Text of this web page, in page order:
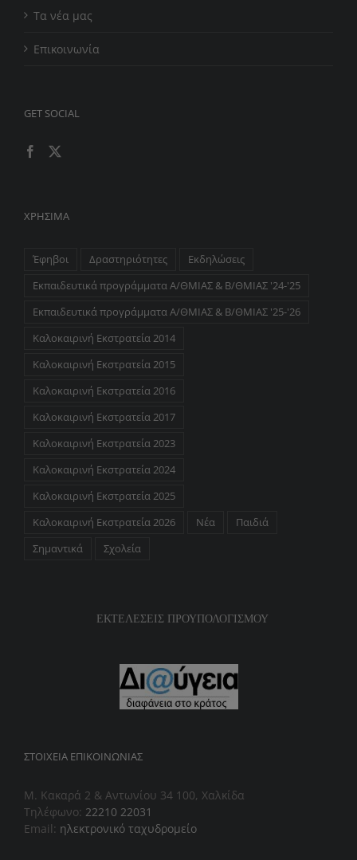
Τα νέα μας
Επικοινωνία
GET SOCIAL
ΧΡΉΣΙΜΑ
Έφηβοι Δραστηριότητες
Εκδηλώσεις
Εκπαιδευτικά προγράμματα Α/ΘΜΙΑΣ & Β/ΘΜΙΑΣ '24-'25
Εκπαιδευτικά προγράμματα Α/ΘΜΙΑΣ & Β/ΘΜΙΑΣ '25-'26
Καλοκαιρινή Εκστρατεία 2014
Καλοκαιρινή Εκστρατεία 2015
Καλοκαιρινή Εκστρατεία 2016
Καλοκαιρινή Εκστρατεία 2017
Καλοκαιρινή Εκστρατεία 2023
Καλοκαιρινή Εκστρατεία 2024
Καλοκαιρινή Εκστρατεία 2025
Καλοκαιρινή Εκστρατεία 2026
Νέα
Παιδιά
Σημαντικά
Σχολεία
ΕΚΤΕΛΕΣΕΙΣ ΠΡΟΥΠΟΛΟΓΙΣΜΟΥ
ΣΤΟΙΧΕΊΑ ΕΠΙΚΟΙΝΩΝΊΑΣ
Μ. Κακαρά 2 & Αντωνίου 34 100, Χαλκίδα
Τηλέφωνο: 22210 22031
Email: ηλεκτρονικό ταχυδρομείο